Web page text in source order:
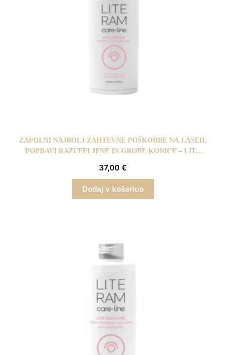
ZAPOLNI NAJBOLJ ZAHTEVNE POŠKODBE NA LASEH,
POPRAVI RAZCEPLJENE IN GROBE KONICE – LITE
37,00€
Dodaj v košarico